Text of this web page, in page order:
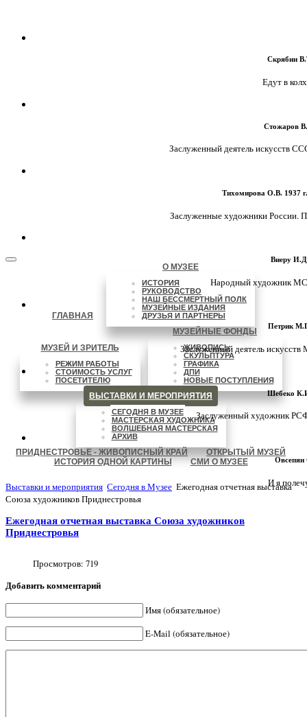
Скрябин
Едут в
Стожаров
Заслуженный деятель искусств
Тихомирова О.В. 1937
Заслуженные художники России.
Виеру
Народный художник
Петрик
Заслуженный деятель
Шебеко
Заслуженный художник
Овсепян
И я
ГЛАВНАЯ
О МУЗЕЕ
ИСТОРИЯ
РУКОВОДСТВО
НАШ БЕССМЕРТНЫЙ ПОЛК
МУЗЕЙНЫЕ ИЗДАНИЯ
ДРУЗЬЯ И ПАРТНЕРЫ
МУЗЕЙ И ЗРИТЕЛЬ
РЕЖИМ РАБОТЫ
СТОИМОСТЬ УСЛУГ
ПОСЕТИТЕЛЮ
МУЗЕЙНЫЕ ФОНДЫ
ЖИВОПИСЬ
СКУЛЬПТУРА
ГРАФИКА
ДПИ
НОВЫЕ ПОСТУПЛЕНИЯ
ВЫСТАВКИ И МЕРОПРИЯТИЯ
СЕГОДНЯ В МУЗЕЕ
МАСТЕРСКАЯ ХУДОЖНИКА
ВОЛШЕБНАЯ МАСТЕРСКАЯ
АРХИВ
ПРИДНЕСТРОВЬЕ - ЖИВОПИСНЫЙ КРАЙ
ОТКРЫТЫЙ МУЗЕЙ
ИСТОРИЯ ОДНОЙ КАРТИНЫ
СМИ О МУЗЕЕ
Выставки и мероприятия Сегодня в Музее Ежегодная отчетная выставка
Союза художников Приднестровья
Ежегодная отчетная выставка Союза художников
Приднестровья
Просмотров: 719
Добавить комментарий
Имя (обязательное)
E-Mail (обязательное)